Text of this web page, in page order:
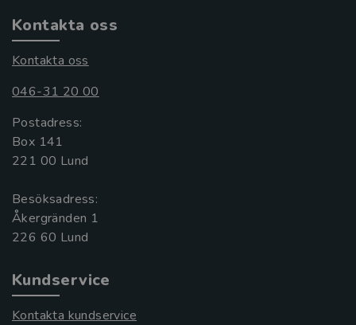
Kontakta oss
Kontakta oss
046-31 20 00
Postadress:
Box 141
221 00 Lund
Besöksadress:
Åkergränden 1
Kundservice
Kontakta kundservice